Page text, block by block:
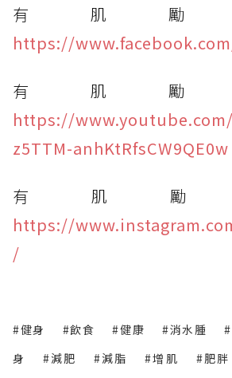
有肌勵
https://
有肌勵
https://
z5TTM-anhKtRfsCW9QE0w
有肌勵
https://
/
#健身 #飲食 #健康 #消水腫
身
#減肥 #減脂 #增肌 #肥胖